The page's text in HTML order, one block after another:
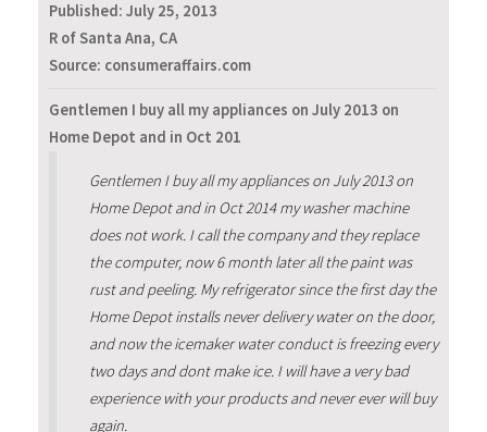
Published: July 25, 2013
R of Santa Ana, CA
Source: consumeraffairs.com
Gentlemen I buy all my appliances on July 2013 on
Home Depot and in Oct 201
Gentlemen I buy all my appliances on July 2013 on
Home Depot and in Oct 2014 my washer machine
does not work. I call the company and they replace
the computer, now 6 month later all the paint was
rust and peeling. My refrigerator since the first day the
Home Depot installs never delivery water on the door,
and now the icemaker water conduct is freezing every
two days and dont make ice. I will have a very bad
experience with your products and never ever will buy
again.